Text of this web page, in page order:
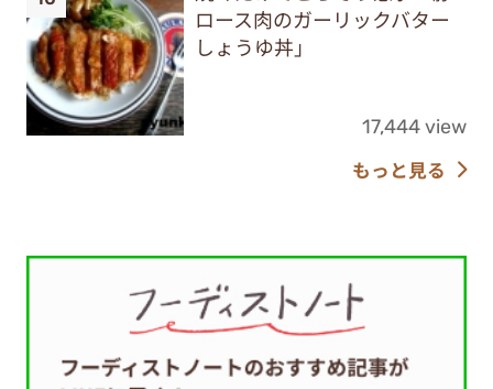
ロース肉のガーリックバター
しょうゆ丼」
17,444 view
もっと見る